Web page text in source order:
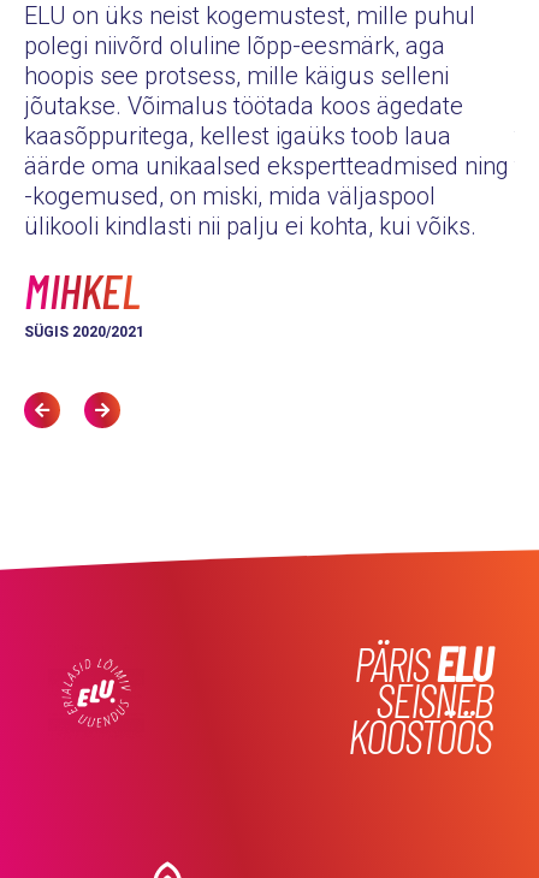
ELU on üks neist kogemustest, mille puhul
polegi niivõrd oluline lõpp-eesmärk, aga
hoopis see protsess, mille käigus selleni
jõutakse. Võimalus töötada koos ägedate
kaasõppuritega, kellest igaüks toob laua
äärde oma unikaalsed ekspertteadmised ning
-kogemused, on miski, mida väljaspool
ülikooli kindlasti nii palju ei kohta, kui võiks.
MIHKEL
SÜGIS 2020/2021
PÄRISELU
SEISNEB
KOOSTÖÖS